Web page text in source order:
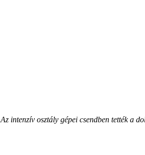
Az intenzív osztály gépei csendben tették a